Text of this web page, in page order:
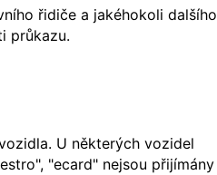
řidiče a jakéhokoli dalšího
průkazu.
U některých vozidel
"ecard" nejsou přijímány